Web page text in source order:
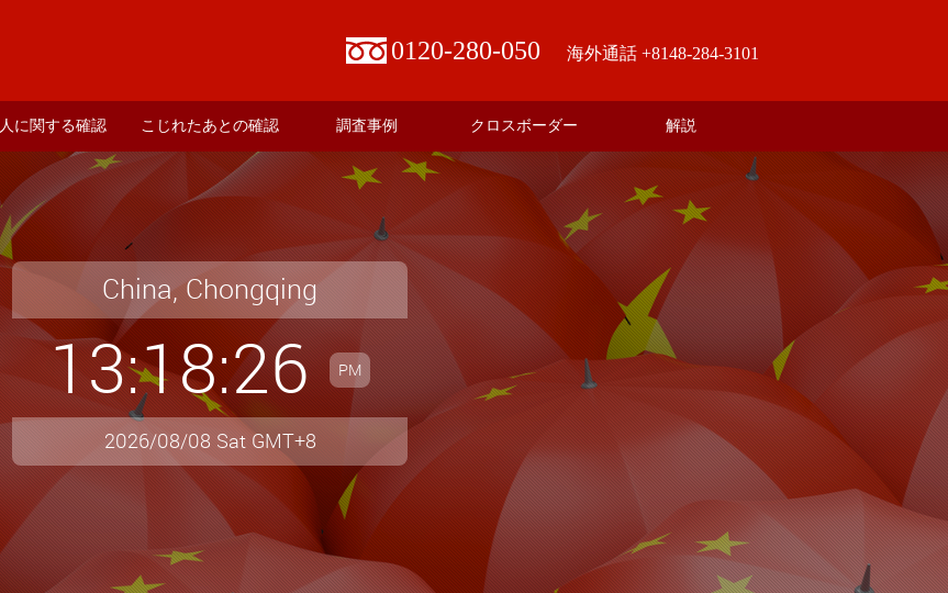
0120-280-050 海外通話 +8148-284-3101
人に関する確認 こじれたあとの確認 調査事例 クロスボーダー 解説
China, Chongqing
13:18:27 PM
2026/08/08 Sat GMT+8